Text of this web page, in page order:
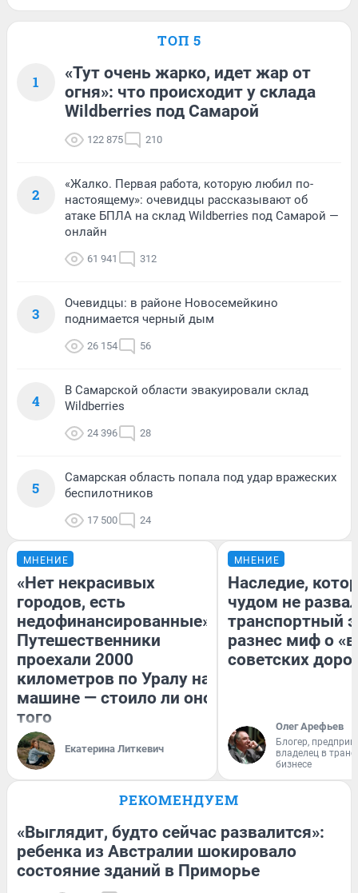
ТОП 5
1
«Тут очень жарко, идет жар от
огня»: что происходит у склада
Wildberries под Самарой
122 875 210
2
«Жалко. Первая работа, которую любил по-
настоящему»: очевидцы рассказывают об
атаке БПЛА на склад Wildberries под Самарой —
онлайн
61 941 312
3
Очевидцы: в районе Новосемейкино
поднимается черный дым
26 154 56
4
В Самарской области эвакуировали склад
Wildberries
24 396 28
5
Самарская область попала под удар вражеских
беспилотников
17 500 24
МНЕНИЕ
«Нет некрасивых
городов, есть
недофинансированные».
Путешественники
проехали 2000
километров по Уралу на
машине — стоило ли оно
того
Екатерина Литкевич
МНЕНИЕ
Наследие,
чудом не
транспортный
разнес миф о
советских
Олег Арефьев
Блогер,
владелец в
бизнесе
РЕКОМЕНДУЕМ
«Выглядит, будто сейчас развалится»:
ребенка из Австралии шокировало
состояние зданий в Приморье